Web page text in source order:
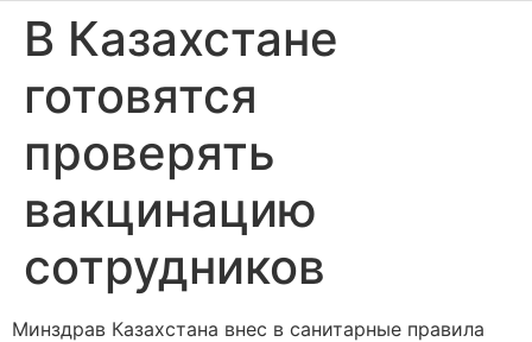
В Казахстане
готовятся
проверять
вакцинацию
сотрудников
Минздрав Казахстана внес в санитарные правила